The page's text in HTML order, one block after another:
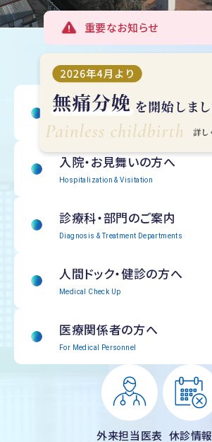
重要なお知らせ
受診される方へ
Outpatient Information
入院・お見舞いの方へ
Hospitalization & Visitation
診療科・部門のご案内
Diagnosis & Treatment Departments
人間ドック・健診の方へ
Medical Check Up
医療関係者の方へ
For Medical Personnel
外来担当医表 休診情報